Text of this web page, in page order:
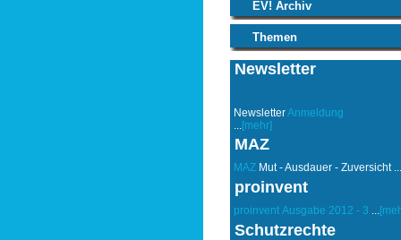
EV! Archiv
Themen
Newsletter
NewsletterAnmeldung
...[mehr]
MAZ
MAZMut - Ausdauer - Zuversicht ...
proinvent
proinvent Ausgabe 2012 - 3 ...
Schutzrechte